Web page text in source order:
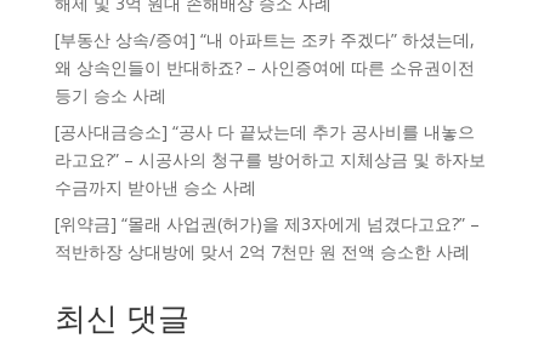
[부동산 상속/증여] “내 아파트는 조카 주겠다” 하셨는데,
왜 상속인들이 반대하죠? – 사인증여에 따른 소유권이전
등기 승소 사례
[공사대금승소] “공사 다 끝났는데 추가 공사비를 내놓으
라고요?” – 시공사의 청구를 방어하고 지체상금 및 하자보
수금까지 받아낸 승소 사례
[위약금] “몰래 사업권(허가)을 제3자에게 넘겼다고요?” –
적반하장 상대방에 맞서 2억 7천만 원 전액 승소한 사례
최신 댓글